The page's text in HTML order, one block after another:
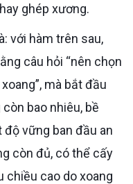
ghép xương.
câu hỏi “nên chọn
mà bắt đầu
bao nhiêu, bề
độ vững ban đầu an
còn đủ, có thể cấy
chiều cao do xoang